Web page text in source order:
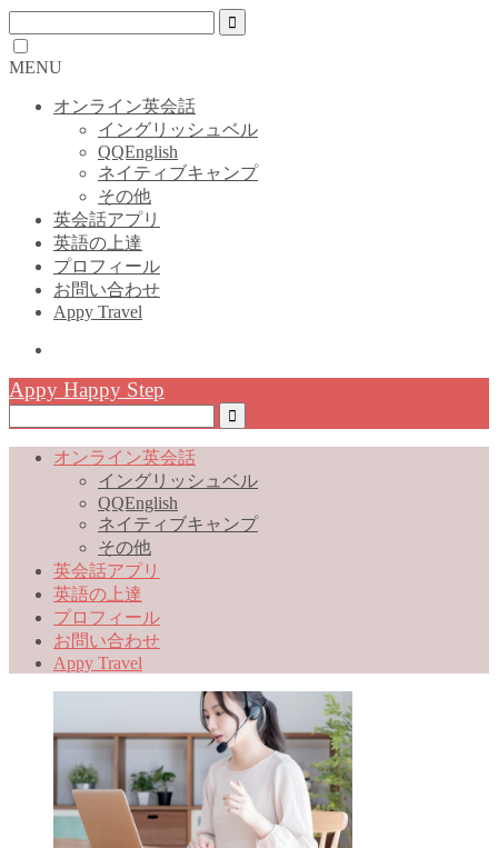
MENU
オンライン英会話
イングリッシュベル
QQEnglish
ネイティブキャンプ
その他
英会話アプリ
英語の上達
プロフィール
お問い合わせ
Appy Travel
Appy Happy Step
オンライン英会話
イングリッシュベル
QQEnglish
ネイティブキャンプ
その他
英会話アプリ
英語の上達
プロフィール
お問い合わせ
Appy Travel